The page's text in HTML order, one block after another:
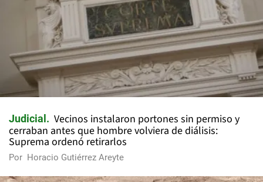
Judicial
Vecinos instalaron portones sin permiso y
cerraban antes que hombre volviera de diálisis:
Suprema ordenó retirarlos
Por Horacio Gutiérrez Areyte